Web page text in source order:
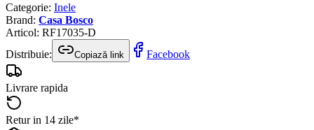
Categorie: Inele
Brand: Casa Bosco
Articol: RF17035-D
Distribuie:
Copiază link Facebook
Livrare rapida
Retur in 14 zile*